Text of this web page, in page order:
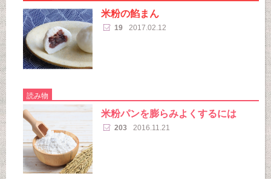
米粉の餡まん
19 2017.02.12
読み物
米粉パンを膨らみよくするには
203 2016.11.21